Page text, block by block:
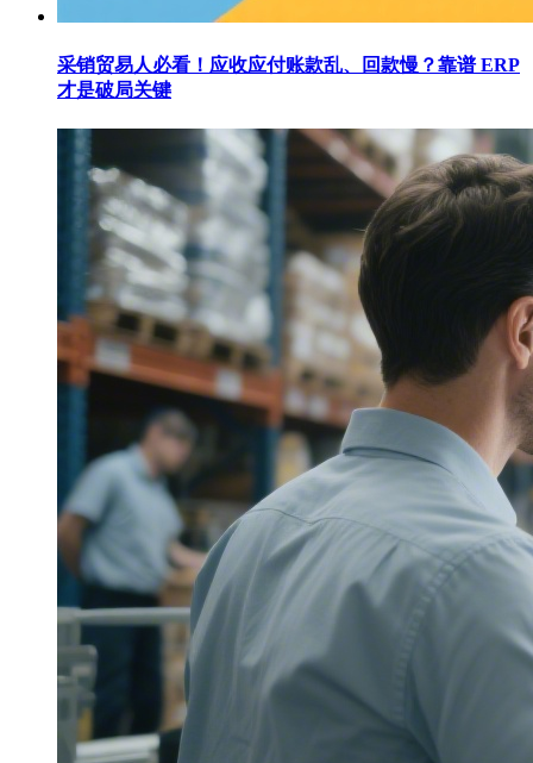
采销贸易人必看！应收应付账款乱、回款慢？靠谱 ERP
才是破局关键